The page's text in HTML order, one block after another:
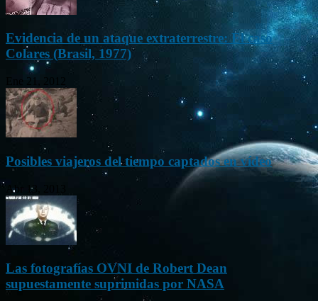
Evidencia de un ataque extraterrestre: El caso
Colares (Brasil, 1977)
Ene 21, 2012
Posibles viajeros del tiempo captados en vídeo
Abr 13, 2013
Las fotografías OVNI de Robert Dean
supuestamente suprimidas por NASA